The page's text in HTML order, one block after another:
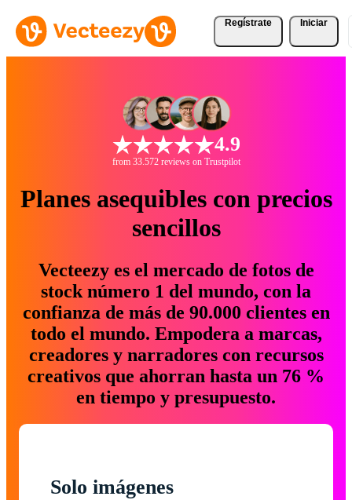
Regístrate Iniciar
4.9
from 33.572 reviews on Trustpilot
Planes asequibles con precios
sencillos
Vecteezy es el mercado de fotos de
stock número 1 del mundo, con la
confianza de más de 90.000 clientes en
todo el mundo. Empodera a marcas,
creadores y narradores con recursos
creativos que ahorran hasta un 76 %
en tiempo y presupuesto.
Solo imágenes